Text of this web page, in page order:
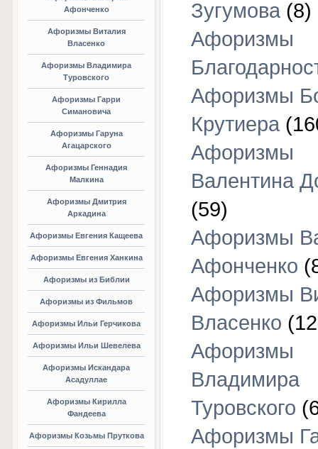
Афонченко
Афоризмы Виталия
Власенко
Афоризмы Владимира
Туровского
Афоризмы Гарри
Симановича
Афоризмы Гаруна
Агацарского
Афоризмы Геннадия
Малкина
Афоризмы Дмитрия
Аркадина
Афоризмы Евгения Кащеева
Афоризмы Евгения Ханкина
Афоризмы из Библии
Афоризмы из Фильмов
Афоризмы Ильи Герчикова
Афоризмы Ильи Шевелева
Афоризмы Искандара
Асадуллае
Афоризмы Кирилла
Фандеева
Афоризмы Козьмы Пруткова
Зугумова (8)
Афоризмы
Афоризмы
Крутиера
Афоризмы
Валентина
(59)
Афоризмы
Афонченко
Афоризмы
Власенко
Афоризмы
Владимира
Туровского
Афоризмы